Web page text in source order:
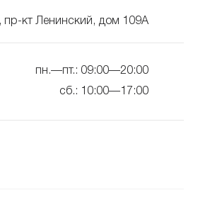
пр-кт Ленинский, дом 109А
пн.—пт.: 09:00—20:00
сб.: 10:00—17:00